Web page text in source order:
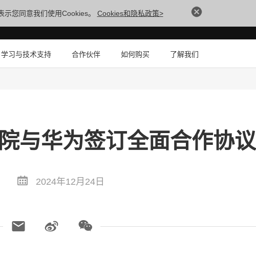
示您同意我们使用Cookies。 Cookies和隐私政策>
学习与技术支持 合作伙伴 如何购买 了解我们
与华为签订全面合作协议
2024年12月24日